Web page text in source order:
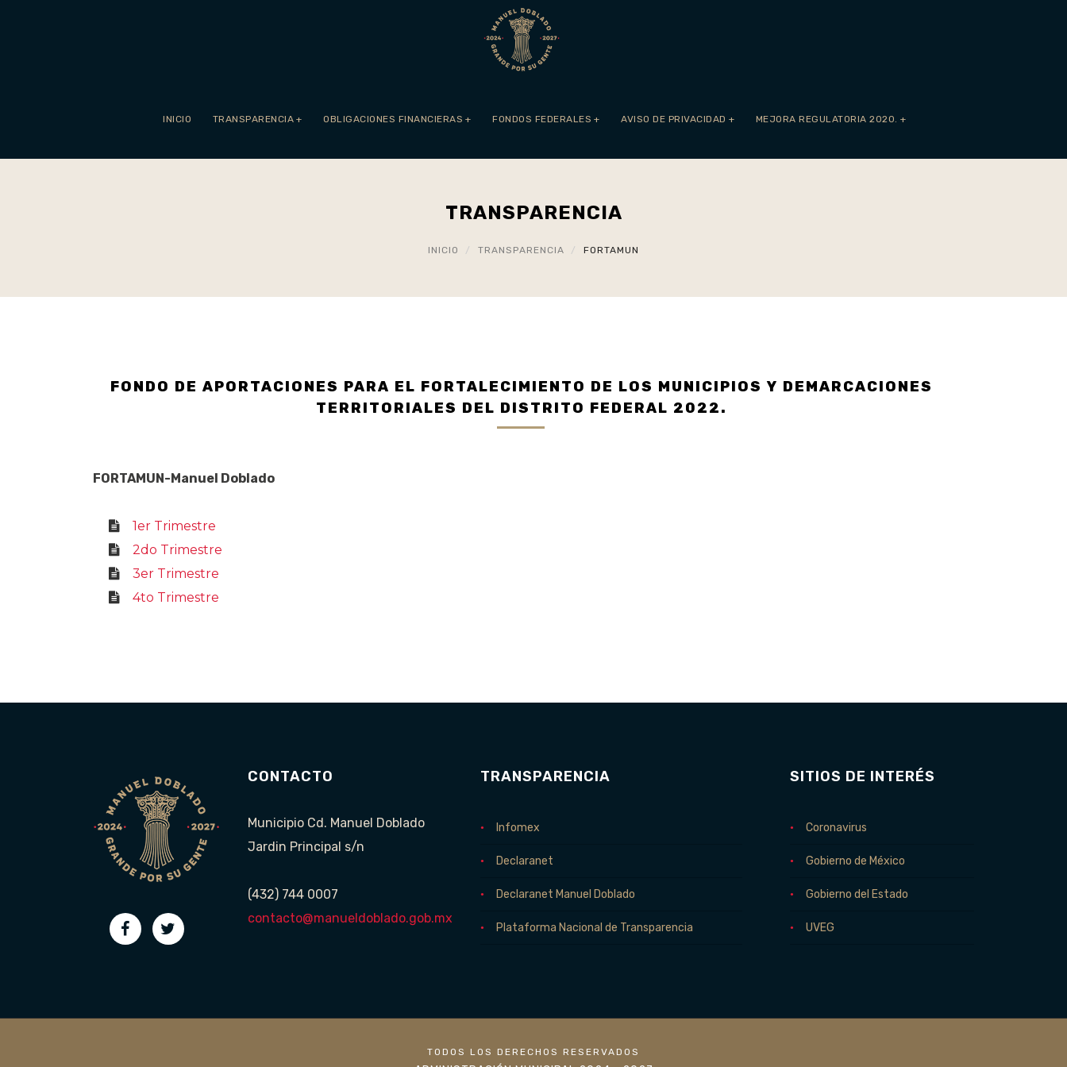
INICIO TRANSPARENCIA + OBLIGACIONES FINANCIERAS + FONDOS FEDERALES + AVISO DE PRIVACIDAD + MEJORA REGULATORIA 2020. +
TRANSPARENCIA
INICIO TRANSPARENCIA FORTAMUN
FONDO DE APORTACIONES PARA EL FORTALECIMIENTO DE LOS MUNICIPIOS Y DEMARCACIONES
TERRITORIALES DEL DISTRITO FEDERAL 2022.
FORTAMUN-Manuel Doblado
1er Trimestre
2do Trimestre
3er Trimestre
4to Trimestre
CONTACTO
Municipio Cd. Manuel Doblado
Jardin Principal s/n
(432) 744 0007
contacto@manueldoblado.gob.mx
TRANSPARENCIA
Infomex
Declaranet
Declaranet Manuel Doblado
Plataforma Nacional de Transparencia
SITIOS DE INTERÉS
Coronavirus
Gobierno de México
Gobierno del Estado
UVEG
TODOS LOS DERECHOS RESERVADOS